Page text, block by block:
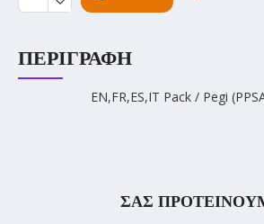
ΠΕΡΙΓΡΑΦΉ
EN,FR,ES,IT Pack / Pegi
ΣΑΣ